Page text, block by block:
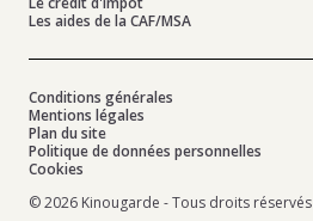
Les aides de la CAF/MSA
Conditions générales
Mentions légales
Plan du site
Politique de données personnelles
Cookies
© 2026 Kinougarde - Tous droits réservés